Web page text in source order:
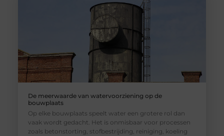
De meerwaarde van watervoorziening op de
bouwplaats
Op elke bouwplaats speelt water een grotere rol dan
vaak wordt gedacht. Het is onmisbaar voor processen
zoals betonstorting, stofbestrijding, reiniging, koeling